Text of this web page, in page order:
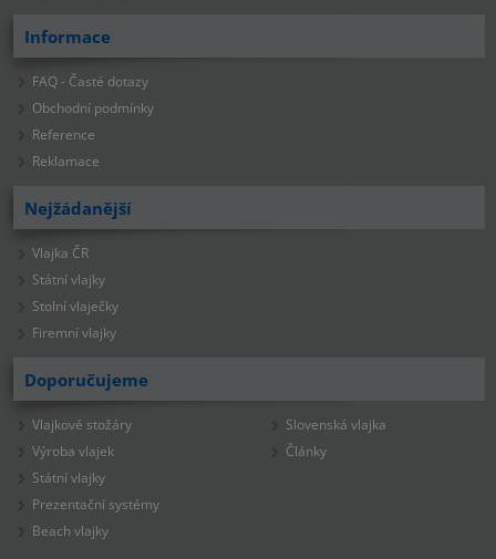
Informace
FAQ - Časté dotazy
Obchodní podmínky
Reference
Reklamace
Nejžádanější
Vlajka ČR
Státní vlajky
Stolní vlaječky
Firemní vlajky
Doporučujeme
Vlajkové stožáry
Výroba vlajek
Státní vlajky
Prezentační systémy
Beach vlajky
Slovenská vlajka
Články